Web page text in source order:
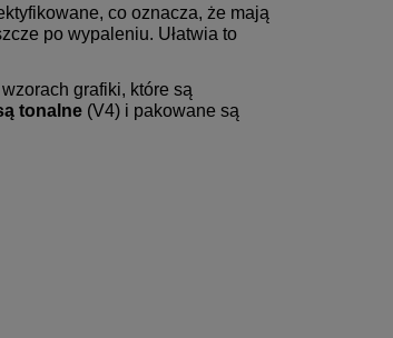
co oznacza, że mają
po wypaleniu. Ułatwia to
grafiki, które są
tonalne (V4) i pakowane są